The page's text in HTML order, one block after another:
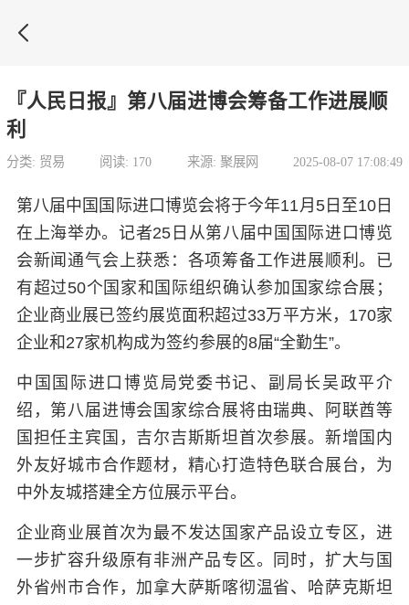

『人民日报』第八届进博会筹备工作进展顺
利
分类: 贸易 阅读: 170 来源: 聚展网 2025-08-07 17:08:49
第八届中国国际进口博览会将于今年11月5日至10日
在上海举办。记者25日从第八届中国国际进口博览
会新闻通气会上获悉：各项筹备工作进展顺利。已
有超过50个国家和国际组织确认参加国家综合展；
企业商业展已签约展览面积超过33万平方米，170家
企业和27家机构成为签约参展的8届“全勤生”。
中国国际进口博览局党委书记、副局长吴政平介
绍，第八届进博会国家综合展将由瑞典、阿联酋等
国担任主宾国，吉尔吉斯斯坦首次参展。新增国内
外友好城市合作题材，精心打造特色联合展台，为
中外友城搭建全方位展示平台。
企业商业展首次为最不发达国家产品设立专区，进
一步扩容升级原有非洲产品专区。同时，扩大与国
外省州市合作，加拿大萨斯喀彻温省、哈萨克斯坦